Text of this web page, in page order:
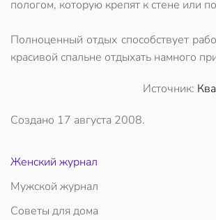
пологом, которую крепят к стене или
Полноценный отдых способствует
красивой спальне отдыхать намного
Источник:
Создано 17 августа 2008.
Женский журнал
Мужской журнал
Советы для дома